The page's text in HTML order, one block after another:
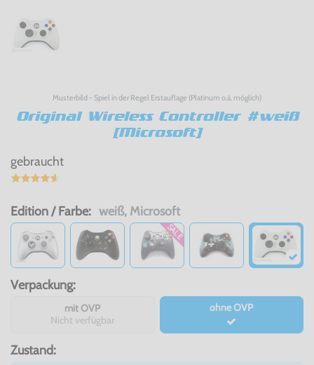
Musterbild - Spiel in der Regel Erstauflage (Platinum o.ä. möglich)
Original Wireless Controller #weiß
[Microsoft]
gebraucht
Edition / Farbe: weiß, Microsoft
SALE
Verpackung:
mit OVP
Nicht verfügbar
ohne OVP
Zustand: